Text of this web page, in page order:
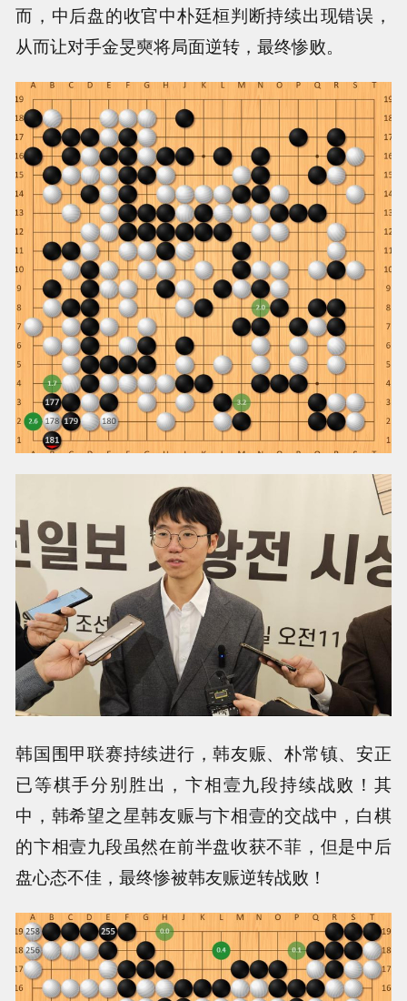
而，中后盘的收官中朴廷桓判断持续出现错误，
从而让对手金旻奭将局面逆转，最终惨败。
韩国围甲联赛持续进行，韩友赈、朴常镇、安正
已等棋手分别胜出，卞相壹九段持续战败！其
中，韩希望之星韩友赈与卞相壹的交战中，白棋
的卞相壹九段虽然在前半盘收获不菲，但是中后
盘心态不佳，最终惨被韩友赈逆转战败！